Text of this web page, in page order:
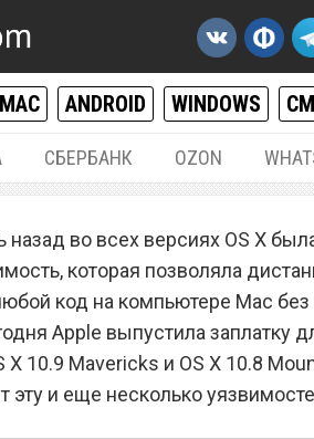
MAC ANDROID WINDOWS
СБЕРБАНК OZON
в системе OS
назад во всех версиях OS X
которая позволяла
код на компьютере Mac
Apple выпустила заплатку
X 10.9 Mavericks и OS X 10.8
эту и еще несколько